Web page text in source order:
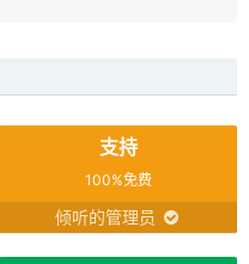
支持
100%免费
倾听的管理员